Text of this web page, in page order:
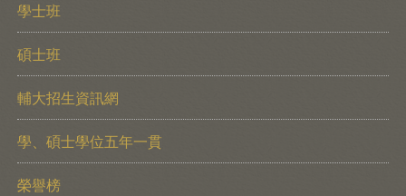
學士班
碩士班
輔大招生資訊網
學、碩士學位五年一貫
榮譽榜